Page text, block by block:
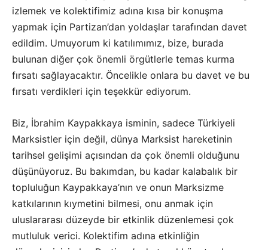
izlemek ve kolektifimiz adına kısa bir konuşma
yapmak için Partizan’dan yoldaşlar tarafından davet
edildim. Umuyorum ki katılımımız, bize, burada
bulunan diğer çok önemli örgütlerle temas kurma
fırsatı sağlayacaktır. Öncelikle onlara bu davet ve bu
fırsatı verdikleri için teşekkür ediyorum.
Biz, İbrahim Kaypakkaya isminin, sadece Türkiyeli
Marksistler için değil, dünya Marksist hareketinin
tarihsel gelişimi açısından da çok önemli olduğunu
düşünüyoruz. Bu bakımdan, bu kadar kalabalık bir
topluluğun Kaypakkaya’nın ve onun Marksizme
katkılarının kıymetini bilmesi, onu anmak için
uluslararası düzeyde bir etkinlik düzenlemesi çok
mutluluk verici. Kolektifim adına etkinliğin